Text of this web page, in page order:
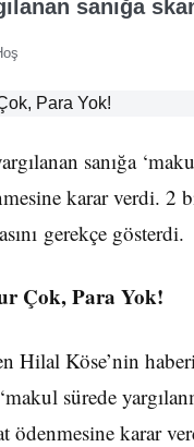
sanığa
sanığa
karar verdi.
gerekçe gösterdi.
Çok, Para Yok!
Hilal Köse’nin
sürede
ödenmesine karar